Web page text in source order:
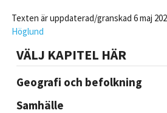
Texten är uppdaterad/granskad 6 maj
Höglund
VÄLJ KAPITEL HÄR
Geografi och befolkning
Samhälle